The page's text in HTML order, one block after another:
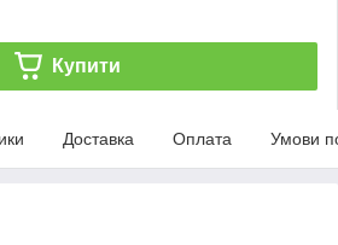
Купити
Доставка Оплата Умови